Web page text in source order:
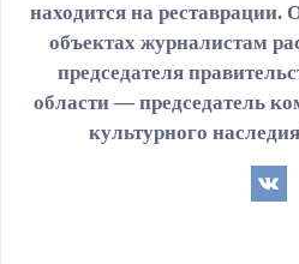
находится на реставрации.
объектах журналистам
председателя
области — председатель
культурного